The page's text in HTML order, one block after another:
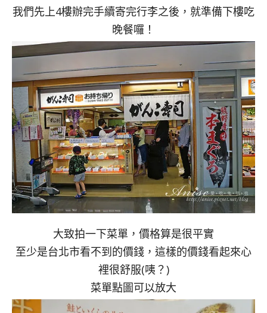
我們先上4樓辦完手續寄完行李之後，就準備下樓吃
晚餐囉！
大致拍一下菜單，價格算是很平實
至少是台北市看不到的價錢，這樣的價錢看起來心
裡很舒服(咦？)
菜單點圖可以放大